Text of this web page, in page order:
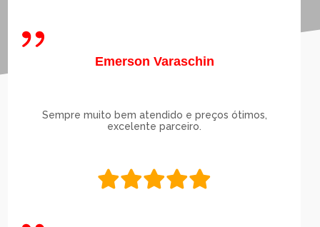
Emerson Varaschin
Sempre muito bem atendido e preços ótimos,
excelente parceiro.